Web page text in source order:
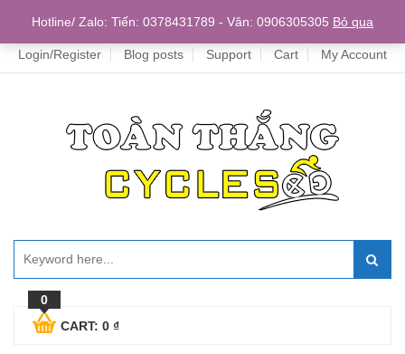
Home
Login/Register Blog posts Support Cart My Account
0
CART: 0 ₫
Hotline/ Zalo: Tiến: 0378431789 - Vân: 0906305305 Bỏ qua